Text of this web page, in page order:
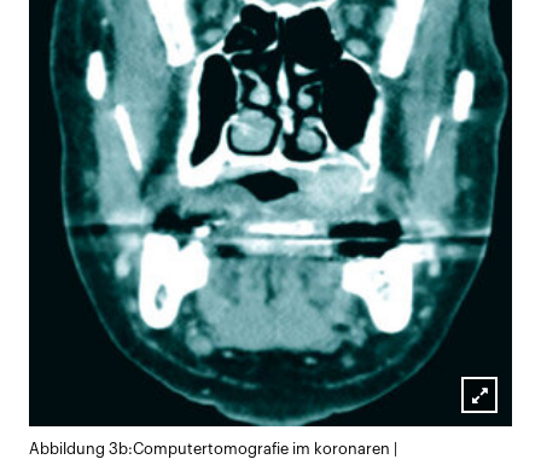
Abbildung 3b:Computertomografie im koronaren |